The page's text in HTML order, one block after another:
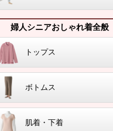
婦人シニアおしゃれ着全般
トップス
ボトムス
肌着・下着